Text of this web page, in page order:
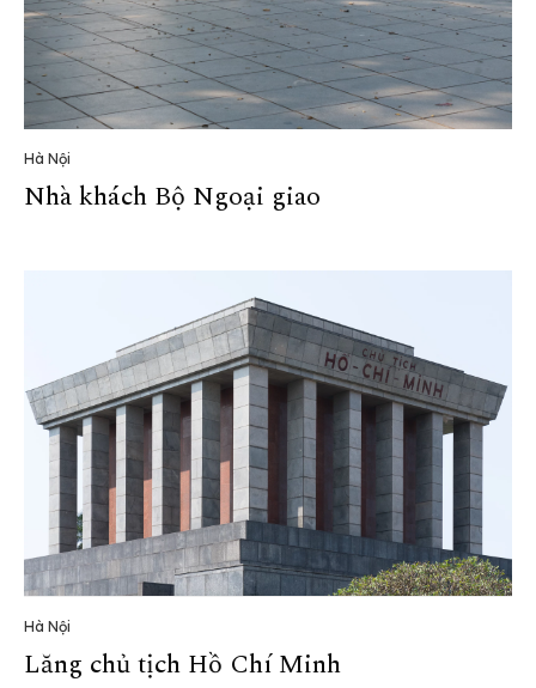
Hà Nội
Nhà khách Bộ Ngoại giao
Hà Nội
Lăng chủ tịch Hồ Chí Minh